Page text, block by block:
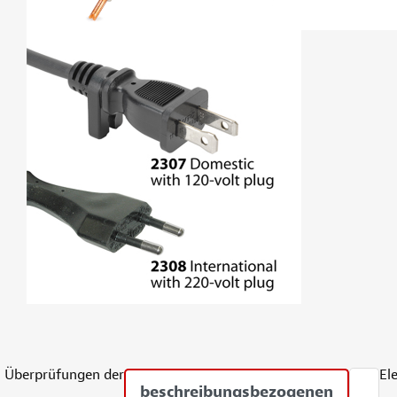
Überprüfungen der
beschreibungsbezogenen